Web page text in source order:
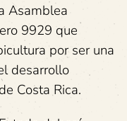
Asamblea
9929 que
por ser una
desarrollo
Costa Rica.